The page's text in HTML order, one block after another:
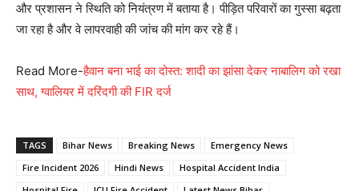
और प्रशासन ने स्थिति को नियंत्रण में बताया है। पीड़ित परिवारों का गुस्सा बढ़ता
जा रहा है और वे लापरवाही की जांच की मांग कर रहे हैं।
Read More-हैवान बना भाई का दोस्त: शादी का झांसा देकर नाबालिग को रखा
साथ, ग्वालियर में दरिंदगी की FIR दर्ज
TAGS Bihar News Breaking News
Emergency News
Fire Incident 2026
Hindi News
Hospital Accident India